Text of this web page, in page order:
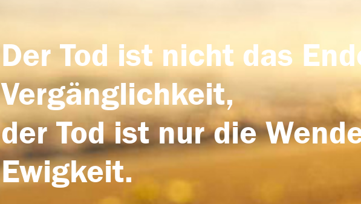
Der Tod ist nicht das
Vergänglichkeit,
der Tod ist nur die
Ewigkeit.